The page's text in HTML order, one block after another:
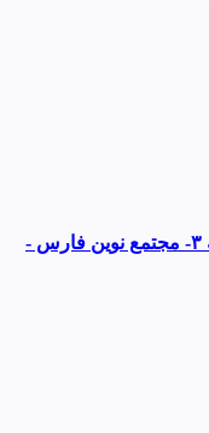
شیراز - خیابان ملاصدرا- نبش کوچه ۳- مجتمع نوین فارس -